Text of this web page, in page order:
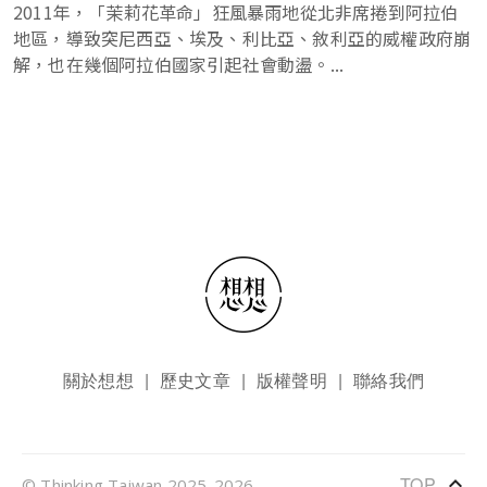
2011年，「茉莉花革命」狂風暴雨地從北非席捲到阿拉伯
地區，導致突尼西亞、埃及、利比亞、敘利亞的威權政府崩
解，也在幾個阿拉伯國家引起社會動盪。...
頁尾選單關於想想 歷史文章 版權聲明 聯絡我們